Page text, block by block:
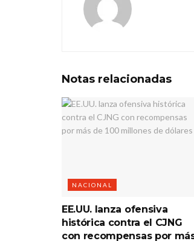
Notas relacionadas
NACIONAL
EE.UU. lanza ofensiva
histórica contra el CJNG
con recompensas por